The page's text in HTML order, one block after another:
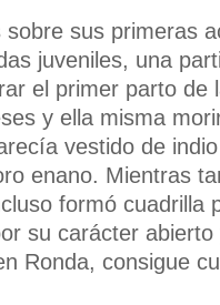
sus primeras
juveniles, una
el primer parto
y ella misma
vestido de
enano. Mientras
formó cuadrilla
su carácter
Ronda, consigue